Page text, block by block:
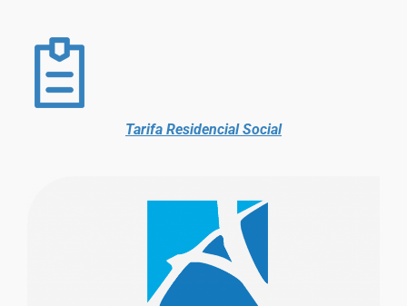
Tarifa Residencial Social